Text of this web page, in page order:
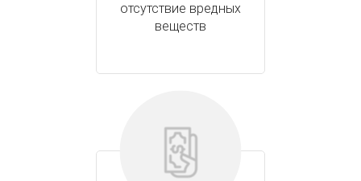
отсутствие вредных
веществ